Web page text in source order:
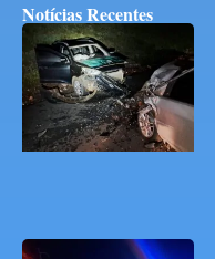
Notícias Recentes